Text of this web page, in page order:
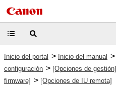
Inicio del portal > Inicio del manual >
configuración > [Opciones de gestión]
firmware] > [Opciones de IU remota]